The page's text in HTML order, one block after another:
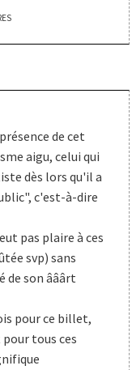
de cet
aigu, celui qui
dès lors qu'il a
c'est-à-dire
pas plaire à ces
svp) sans
de son ââârt
pour ce billet,
tous ces